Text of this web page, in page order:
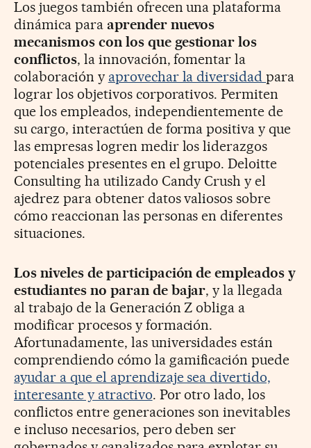
Los juegos también ofrecen una plataforma
dinámica para aprender nuevos
mecanismos con los que gestionar los
conflictos, la innovación, fomentar la
colaboración y aprovechar la diversidadpara
lograr los objetivos corporativos. Permiten
que los empleados, independientemente de
su cargo, interactúen de forma positiva y que
las empresas logren medir los liderazgos
potenciales presentes en el grupo. Deloitte
Consulting ha utilizado Candy Crush y el
ajedrez para obtener datos valiosos sobre
cómo reaccionan las personas en diferentes
situaciones.
Los niveles de participación de empleados y
estudiantes no paran de bajar, y la llegada
al trabajo de la Generación Z obliga a
modificar procesos y formación.
Afortunadamente, las universidades están
comprendiendo cómo la gamificación puede
ayudar a que el aprendizaje sea divertido,
interesante y atractivo. Por otro lado, los
conflictos entre generaciones son inevitables
e incluso necesarios, pero deben ser